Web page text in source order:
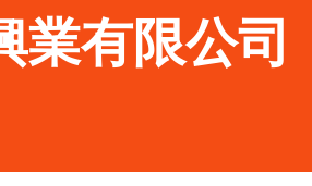
業有限公司